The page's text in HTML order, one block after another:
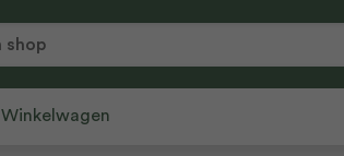
Winkelwagen